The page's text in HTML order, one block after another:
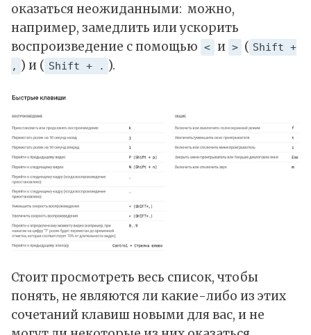
оказаться неожиданными: можно,
например, замедлить или ускорить
воспроизведение с помощью < и > ( Shift +
, ) и ( Shift + . ).
Стоит просмотреть весь список, чтобы
понять, не являются ли какие-либо из этих
сочетаний клавиш новыми для вас, и не